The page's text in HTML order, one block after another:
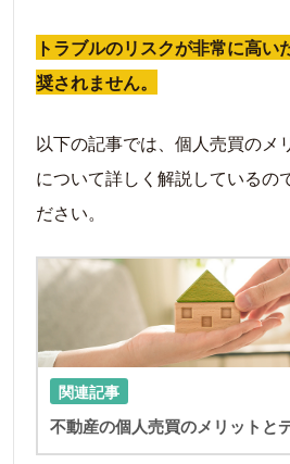
トラブルのリスクが非常に高い
奨されません。
以下の記事では、個人売買のメ
について詳しく解説しているの
ださい。
関連記事
不動産の個人売買のメリットと